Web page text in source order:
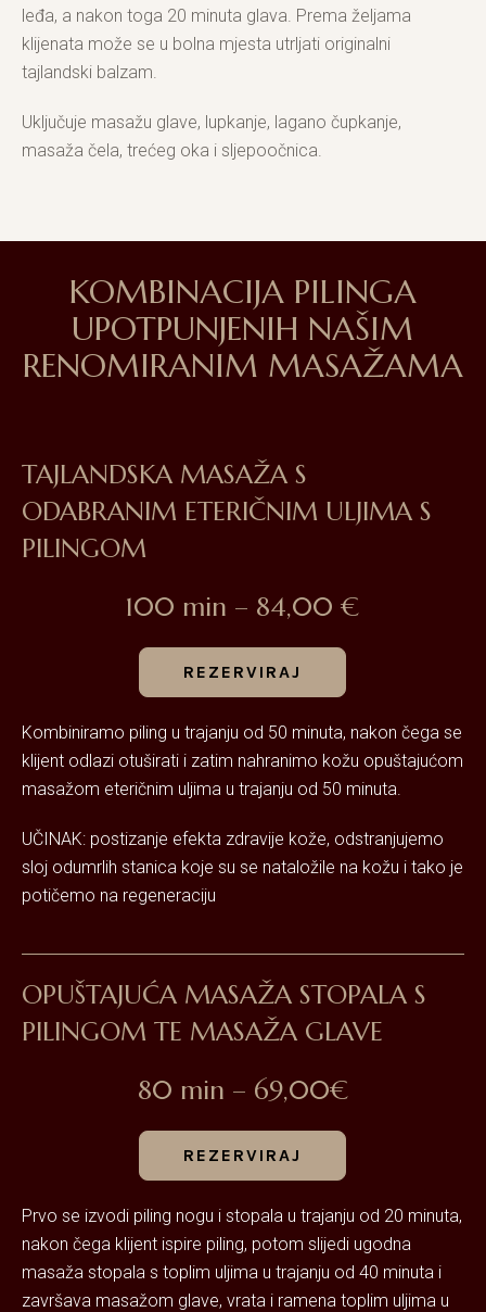
leđa, a nakon toga 20 minuta glava. Prema željama
klijenata može se u bolna mjesta utrljati originalni
tajlandski balzam.
Uključuje masažu glave, lupkanje, lagano čupkanje,
masaža čela, trećeg oka i sljepoočnica.
KOMBINACIJA PILINGA
UPOTPUNJENIH NAŠIM
RENOMIRANIM MASAŽAMA
TAJLANDSKA MASAŽA S
ODABRANIM ETERIČNIM ULJIMA S
PILINGOM
100 min – 84,00 €
REZERVIRAJ
Kombiniramo piling u trajanju od 50 minuta, nakon čega se
klijent odlazi otuširati i zatim nahranimo kožu opuštajućom
masažom eteričnim uljima u trajanju od 50 minuta.
UČINAK: postizanje efekta zdravije kože, odstranjujemo
sloj odumrlih stanica koje su se nataložile na kožu i tako je
potičemo na regeneraciju
OPUŠTAJUĆA MASAŽA STOPALA S
PILINGOM TE MASAŽA GLAVE
80 min – 69,00€
REZERVIRAJ
Prvo se izvodi piling nogu i stopala u trajanju od 20 minuta,
nakon čega klijent ispire piling, potom slijedi ugodna
masaža stopala s toplim uljima u trajanju od 40 minuta i
završava masažom glave, vrata i ramena toplim uljima u